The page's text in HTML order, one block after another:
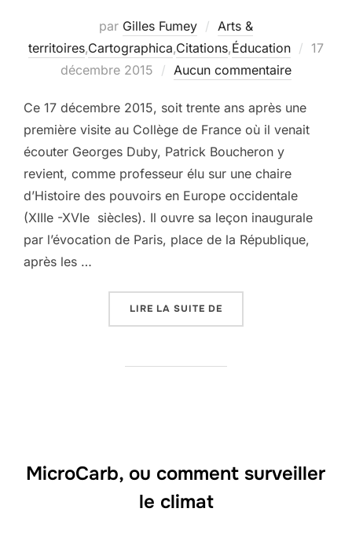
par Gilles Fumey
Arts &
territoires,Cartographica,Citations,Éducation
Publié
17
décembre 2015
Aucun commentaire
Ce 17 décembre 2015, soit trente ans après une
première visite au Collège de France où il venait
écouter Georges Duby, Patrick Boucheron y
revient, comme professeur élu sur une chaire
d’Histoire des pouvoirs en Europe occidentale
(XIIIe -XVIe siècles). Il ouvre sa leçon inaugurale
par l’évocation de Paris, place de la République,
après les …
LIRE LA SUITE DE
MicroCarb, ou comment surveiller
le climat